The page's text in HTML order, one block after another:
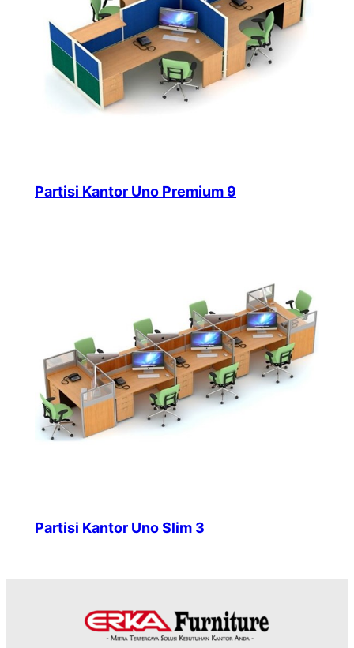
Partisi Kantor Uno Premium 9
Partisi Kantor Uno Slim 3